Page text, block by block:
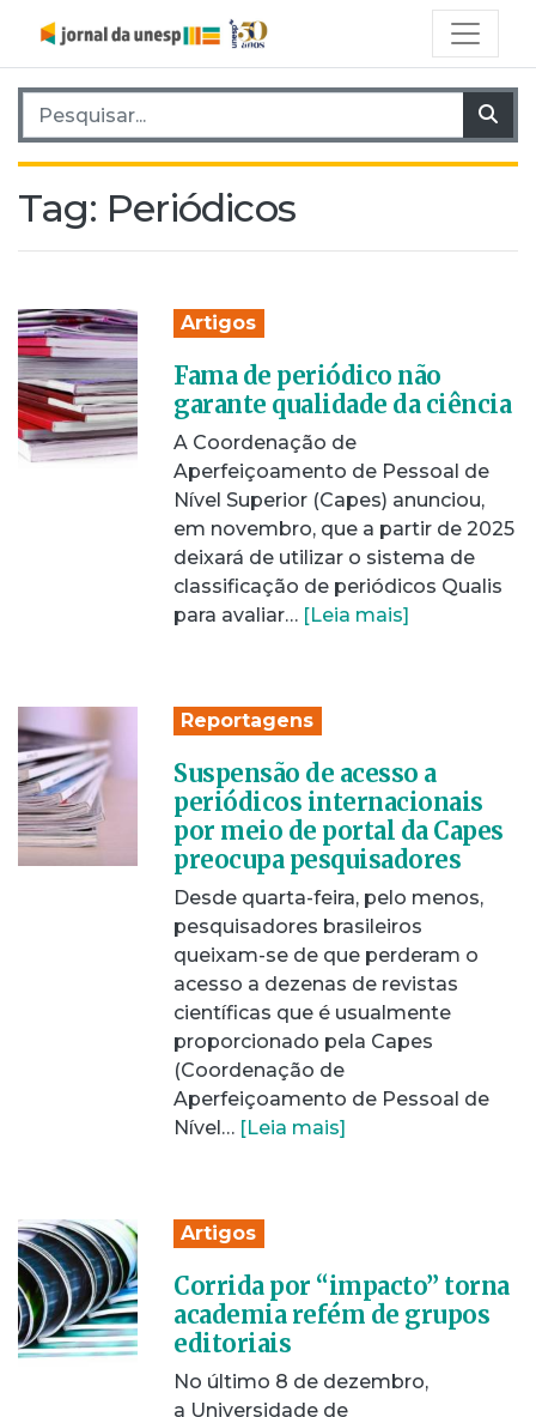
Pesquisar por:
Tag: Periódicos
Artigos
Fama de periódico não
garante qualidade da ciência
A Coordenação de
Aperfeiçoamento de Pessoal de
Nível Superior (Capes) anunciou,
em novembro, que a partir de 2025
deixará de utilizar o sistema de
classificação de periódicos Qualis
para avaliar… [Leia mais]
Reportagens
Suspensão de acesso a
periódicos internacionais
por meio de portal da Capes
preocupa pesquisadores
Desde quarta-feira, pelo menos,
pesquisadores brasileiros
queixam-se de que perderam o
acesso a dezenas de revistas
científicas que é usualmente
proporcionado pela Capes
(Coordenação de
Aperfeiçoamento de Pessoal de
Nível… [Leia mais]
Artigos
Corrida por “impacto” torna
academia refém de grupos
editoriais
No último 8 de dezembro,
a Universidade de